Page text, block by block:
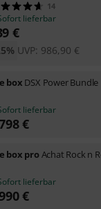
14
lieferbar
€
UVP: 986,90 €
box DSX Power Bundle
lieferbar
€
box proAchat Rock n
lieferbar
€